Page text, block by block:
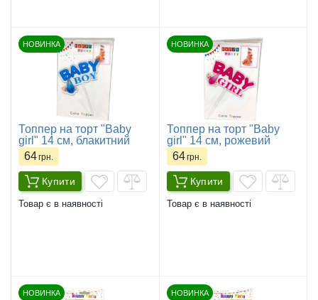
НОВИНКА
Топпер на торт "Baby
girl" 14 см, блакитний
64грн.
Купити
Товар є в наявності
НОВИНКА
Топпер на торт "Baby
girl" 14 см, рожевий
64грн.
Купити
Товар є в наявності
НОВИНКА НОВИНКА